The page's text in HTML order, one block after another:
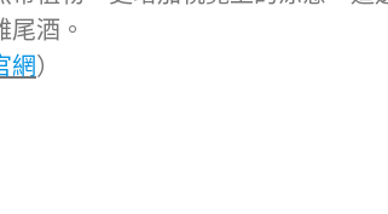
尾酒。
網）